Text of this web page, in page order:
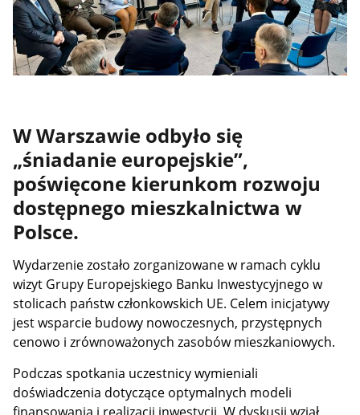
W Warszawie odbyło się
„śniadanie europejskie”,
poświęcone kierunkom rozwoju
dostępnego mieszkalnictwa w
Polsce.
Wydarzenie zostało zorganizowane w ramach cyklu
wizyt Grupy Europejskiego Banku Inwestycyjnego w
stolicach państw członkowskich UE. Celem inicjatywy
jest wsparcie budowy nowoczesnych, przystępnych
cenowo i zrównoważonych zasobów mieszkaniowych.
Podczas spotkania uczestnicy wymieniali
doświadczenia dotyczące optymalnych modeli